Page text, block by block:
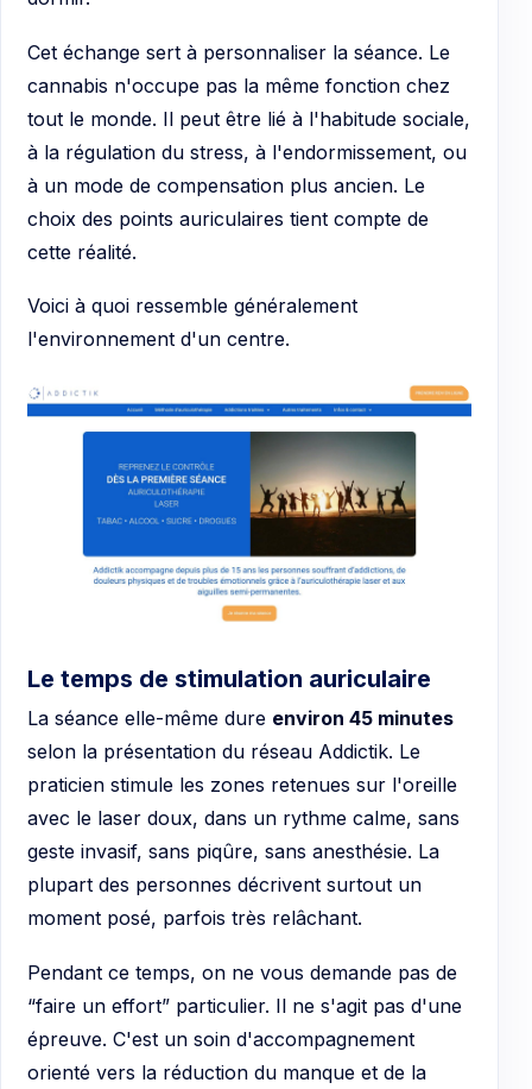
Cet échange sert à personnaliser la séance. Le
cannabis n'occupe pas la même fonction chez
tout le monde. Il peut être lié à l'habitude sociale,
à la régulation du stress, à l'endormissement, ou
à un mode de compensation plus ancien. Le
choix des points auriculaires tient compte de
cette réalité.
Voici à quoi ressemble généralement
l'environnement d'un centre.
Le temps de stimulation auriculaire
La séance elle-même dure environ 45 minutes
selon la présentation du réseau Addictik. Le
praticien stimule les zones retenues sur l'oreille
avec le laser doux, dans un rythme calme, sans
geste invasif, sans piqûre, sans anesthésie. La
plupart des personnes décrivent surtout un
moment posé, parfois très relâchant.
Pendant ce temps, on ne vous demande pas de
“faire un effort” particulier. Il ne s'agit pas d'une
épreuve. C'est un soin d'accompagnement
orienté vers la réduction du manque et de la